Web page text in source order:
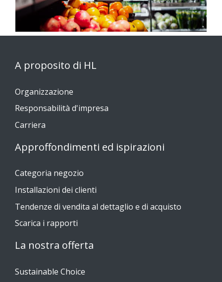
A proposito di HL
Organizzazione
Responsabilità d'impresa
Carriera
Approffondimenti ed ispirazioni
Categoria negozio
Installazioni dei clienti
Tendenze di vendita al dettaglio e di acquisto
Scarica i rapporti
La nostra offerta
Sustainable Choice